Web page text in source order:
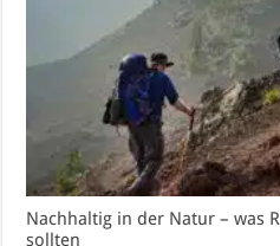
Nachhaltig in der Natur – was
sollten